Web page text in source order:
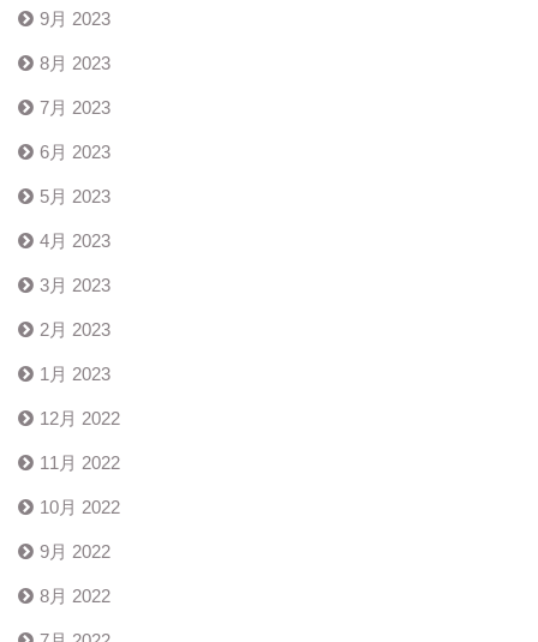
9月 2023
8月 2023
7月 2023
6月 2023
5月 2023
4月 2023
3月 2023
2月 2023
1月 2023
12月 2022
11月 2022
10月 2022
9月 2022
8月 2022